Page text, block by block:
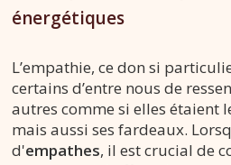
énergétiques
L’empathie, ce don si
certains d’entre nous de
autres comme si elles étaient
mais aussi ses fardeaux.
d'empathes, il est crucial de